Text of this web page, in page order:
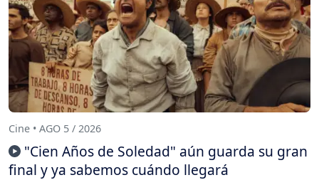
Cine • AGO 5 / 2026
"Cien Años de Soledad" aún guarda su gran
final y ya sabemos cuándo llegará